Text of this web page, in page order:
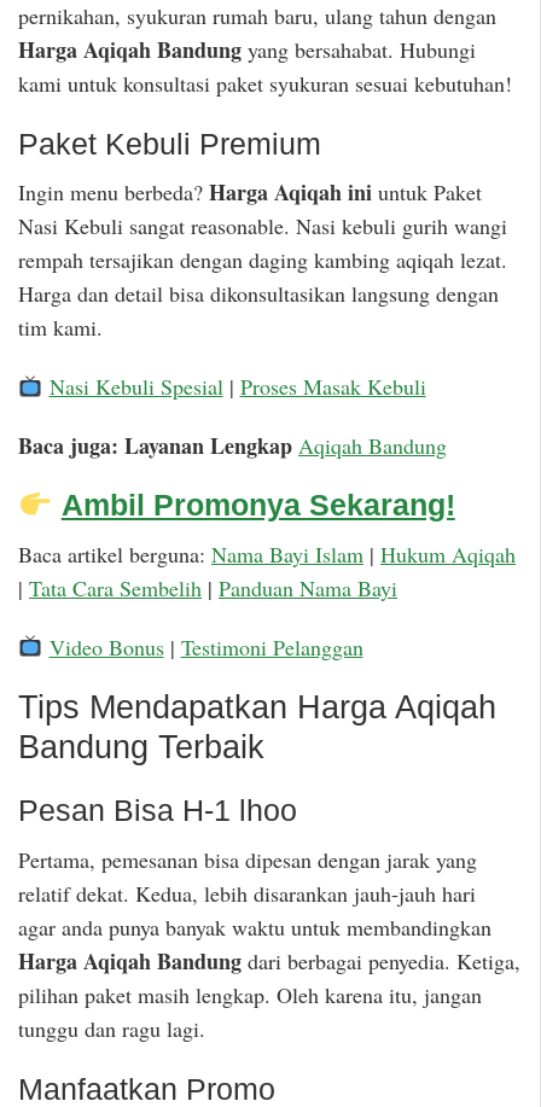
pernikahan, syukuran rumah baru, ulang tahun dengan
Harga Aqiqah Bandung yang bersahabat. Hubungi
kami untuk konsultasi paket syukuran sesuai kebutuhan!
Paket Kebuli Premium
Ingin menu berbeda? Harga Aqiqah ini untuk Paket
Nasi Kebuli sangat reasonable. Nasi kebuli gurih wangi
rempah tersajikan dengan daging kambing aqiqah lezat.
Harga dan detail bisa dikonsultasikan langsung dengan
tim kami.
Nasi Kebuli Spesial| Proses Masak Kebuli
Baca juga: Layanan Lengkap Aqiqah Bandung
Ambil Promonya Sekarang!
Baca artikel berguna: Nama Bayi Islam | Hukum Aqiqah
| Tata Cara Sembelih | Panduan Nama Bayi
Video Bonus| Testimoni Pelanggan
Tips Mendapatkan Harga Aqiqah
Bandung Terbaik
Pesan Bisa H-1 lhoo
Pertama, pemesanan bisa dipesan dengan jarak yang
relatif dekat. Kedua, lebih disarankan jauh-jauh hari
agar anda punya banyak waktu untuk membandingkan
Harga Aqiqah Bandung dari berbagai penyedia. Ketiga,
pilihan paket masih lengkap. Oleh karena itu, jangan
tunggu dan ragu lagi.
Manfaatkan Promo